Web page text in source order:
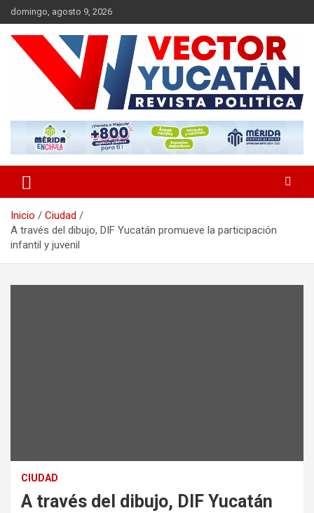
Saltar
al
contenido
domingo, agosto 9, 2026
Vector Yucatán
Inicio
Ciudad
A través del dibujo, DIF Yucatán promueve la participación
infantil y juvenil
CIUDAD
A través del dibujo, DIF Yucatán